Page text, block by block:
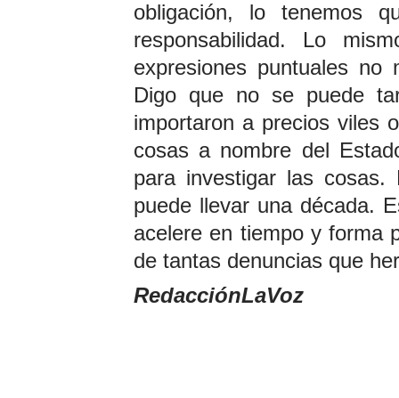
obligación, lo tenemos
responsabilidad. Lo
expresiones puntuales no
Digo que no se puede
importaron a precios viles
cosas a nombre del
para investigar las
puede llevar una década.
acelere en tiempo y forma
de tantas denuncias que
RedacciónLaVoz